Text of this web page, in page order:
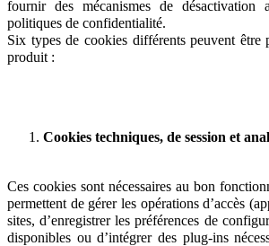
fournir des mécanismes de désactivation
politiques de confidentialité.
Six types de cookies différents peuvent être
produit :
Cookies techniques, de session et
Ces cookies sont nécessaires au bon
permettent de gérer les opérations d’accès
sites, d’enregistrer les préférences de
disponibles ou d’intégrer des plug-ins